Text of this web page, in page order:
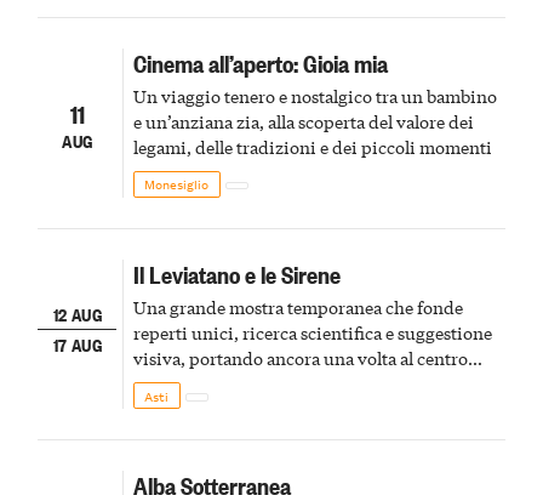
11
AUG
Cinema all’aperto: Gioia mia
Un viaggio tenero e nostalgico tra un bambino
e un’anziana zia, alla scoperta del valore dei
legami, delle tradizioni e dei piccoli momenti
Monesiglio
12 AUG
17 AUG
Il Leviatano e le Sirene
Una grande mostra temporanea che fonde
reperti unici, ricerca scientifica e suggestione
visiva, portando ancora una volta al centro
della scena le meraviglie del passato astigiano
Asti
Alba Sotterranea